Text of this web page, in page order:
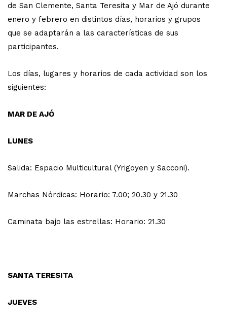
de San Clemente, Santa Teresita y Mar de Ajó durante
enero y febrero en distintos días, horarios y grupos
que se adaptarán a las características de sus
participantes.
Los días, lugares y horarios de cada actividad son los
siguientes:
MAR DE AJÓ
LUNES
Salida: Espacio Multicultural (Yrigoyen y Sacconi).
Marchas Nórdicas: Horario: 7.00; 20.30 y 21.30
Caminata bajo las estrellas: Horario: 21.30
SANTA TERESITA
JUEVES